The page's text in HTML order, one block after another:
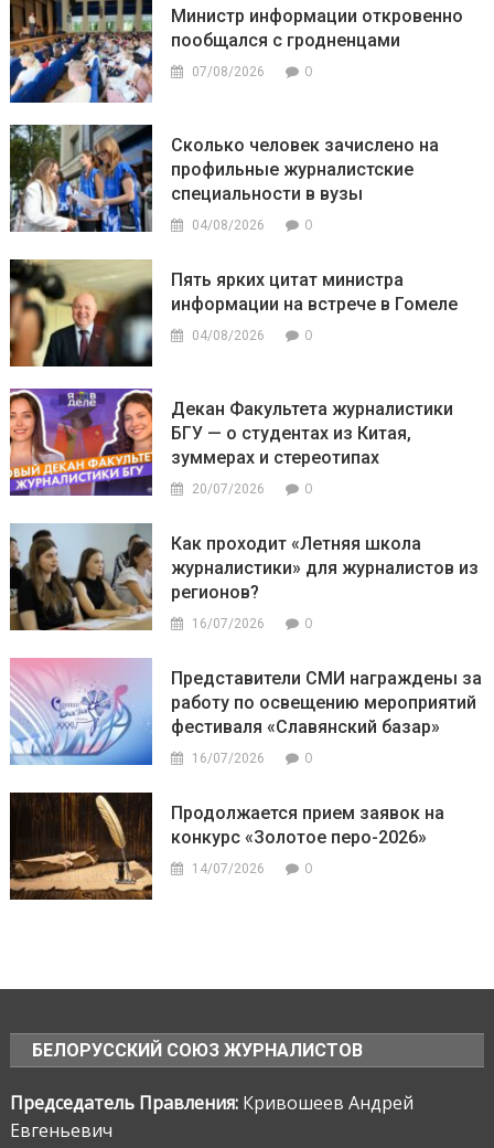
Министр информации откровенно
пообщался с гродненцами
07/08/2026 0
Сколько человек зачислено на
профильные журналистские
специальности в вузы
04/08/2026 0
Пять ярких цитат министра
информации на встрече в Гомеле
04/08/2026 0
Декан Факультета журналистики
БГУ — о студентах из Китая,
зуммерах и стереотипах
20/07/2026 0
Как проходит «Летняя школа
журналистики» для журналистов из
регионов?
16/07/2026 0
Представители СМИ награждены за
работу по освещению мероприятий
фестиваля «Славянский базар»
16/07/2026 0
Продолжается прием заявок на
конкурс «Золотое перо-2026»
14/07/2026 0
БЕЛОРУССКИЙ СОЮЗ ЖУРНАЛИСТОВ
Председатель Правления: Кривошеев Андрей
Евгеньевич